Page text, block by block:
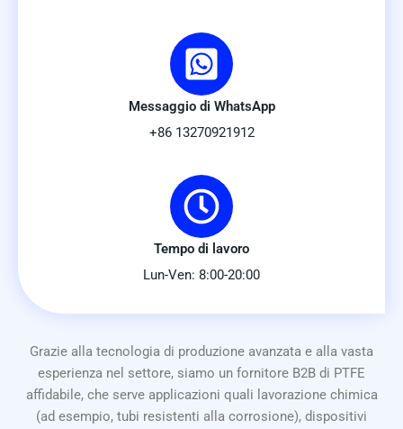
Messaggio di WhatsApp
+86 13270921912
Tempo di lavoro
Lun-Ven: 8:00-20:00
Grazie alla tecnologia di produzione avanzata e alla vasta
esperienza nel settore, siamo un fornitore B2B di PTFE
affidabile, che serve applicazioni quali lavorazione chimica
(ad esempio, tubi resistenti alla corrosione), dispositivi